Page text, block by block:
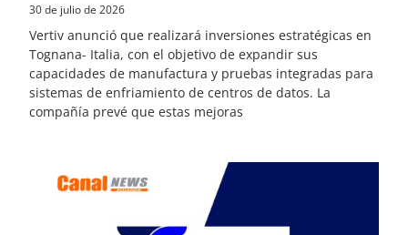
30 de julio de 2026
Vertiv anunció que realizará inversiones estratégicas en
Tognana- Italia, con el objetivo de expandir sus
capacidades de manufactura y pruebas integradas para
sistemas de enfriamiento de centros de datos. La
compañía prevé que estas mejoras